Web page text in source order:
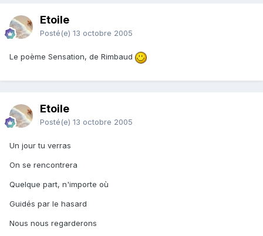
Etoile
Posté(e) 13 octobre 2005
Le poème Sensation, de Rimbaud
Etoile
Posté(e) 13 octobre 2005
Un jour tu verras
On se rencontrera
Quelque part, n'importe où
Guidés par le hasard
Nous nous regarderons